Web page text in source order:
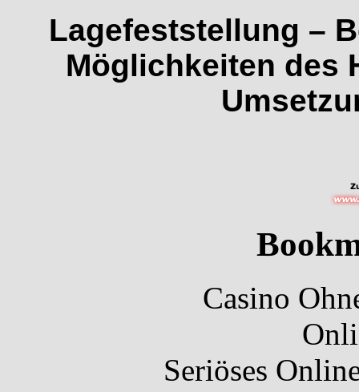
Lagefeststellung –
Möglichkeiten des
Casino
Seriöses